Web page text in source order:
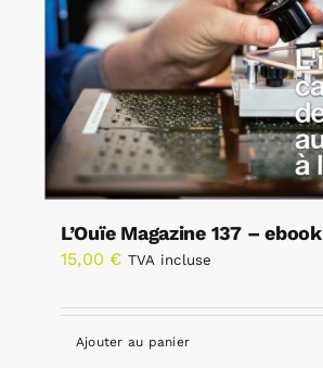
L’Ouïe Magazine 137 – ebook
15,00 € TVA incluse
Ajouter au panier